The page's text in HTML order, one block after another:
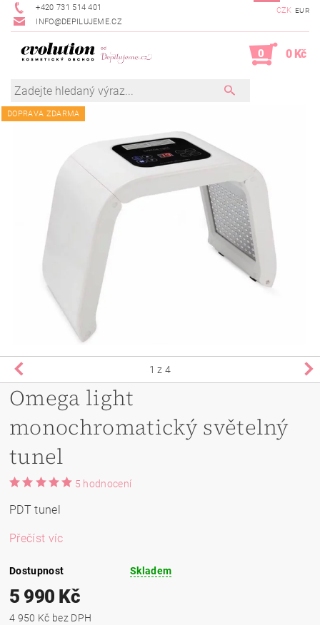
+420 731 514 401
INFO@DEPILUJEME.CZ
CZK EUR
0 0 Kč
DOPRAVA ZDARMA
1 z 4
Omega light
monochromatický světelný
tunel
5 hodnocení
PDT tunel
Přečíst víc
Dostupnost Skladem
5 990 Kč
4 950 Kč bez DPH